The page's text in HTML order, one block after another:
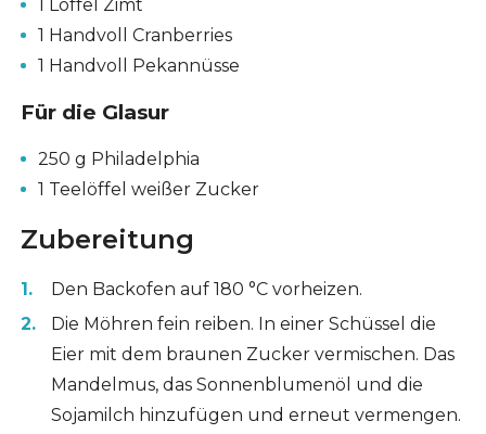
1 Löffel Zimt
1 Handvoll Cranberries
1 Handvoll Pekannüsse
Für die Glasur
250 g Philadelphia
1 Teelöffel weißer Zucker
Zubereitung
Den Backofen auf 180 °C vorheizen.
Die Möhren fein reiben. In einer Schüssel die
Eier mit dem braunen Zucker vermischen. Das
Mandelmus, das Sonnenblumenöl und die
Sojamilch hinzufügen und erneut vermengen.